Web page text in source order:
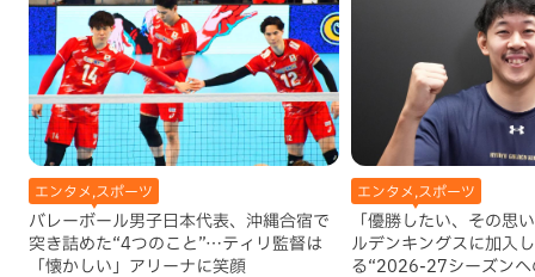
エンタメ,スポーツ
バレーボール男子日本代表、沖縄合宿で
突き詰めた“4つのこと”…ティリ監督は
「懐かしい」アリーナに笑顔
エンタメ,スポーツ
「優勝したい、その思
ルデンキングスに加入
る“2026-27シーズンへ